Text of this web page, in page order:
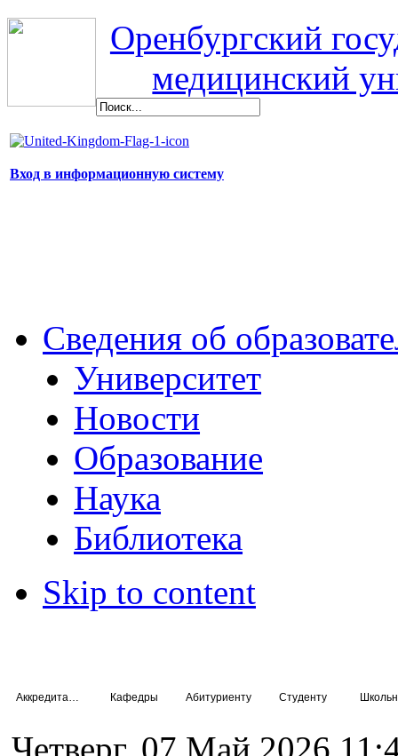
Оренбургский
медицинский
Вход в информационную систему
Сведения об
Университет
Новости
Образование
Наука
Библиотека
Skip to content
Кафедры Абитуриенту Студенту